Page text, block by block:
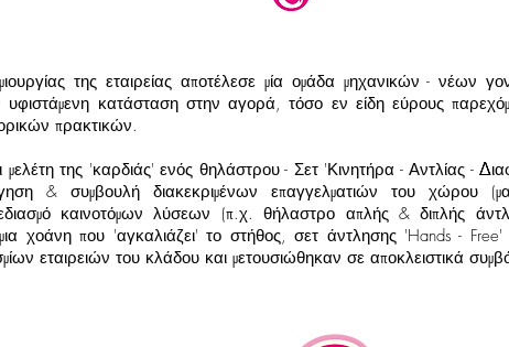
της εταιρείας αποτέλεσε μία ομάδα μηχανικών - νέων
υφιστάμενη κατάσταση στην αγορά, τόσο εν είδη εύρους
πρακτικών.
της 'καρδιάς' ενός θηλάστρου - Σετ 'Κινητήρα - Αντλίας -
& συμβουλή διακεκριμένων επαγγελματιών του χώρου
καινοτόμων λύσεων (π.χ. θήλαστρο απλής & διπλής
χοάνη που 'αγκαλιάζει' το στήθος, σετ άντλησης 'Hands -
εταιρειών του κλάδου και μετουσιώθηκαν σε αποκλειστικά